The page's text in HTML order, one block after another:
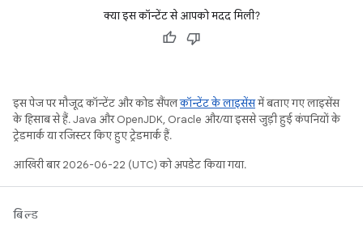
क्या इस कॉन्टेंट से आपको मदद मिली?
इस पेज पर मौजूद कॉन्टेंट और कोड सैंपलकॉन्टेंट के लाइसेंसमें बताए गए लाइसेंस
के हिसाब से हैं. Java और OpenJDK, Oracle और/या इससे जुड़ी हुई कंपनियों के
ट्रेडमार्क या रजिस्टर किए हुए ट्रेडमार्क हैं.
आखिरी बार 2026-06-22 (UTC) को अपडेट किया गया.
बिल्ड